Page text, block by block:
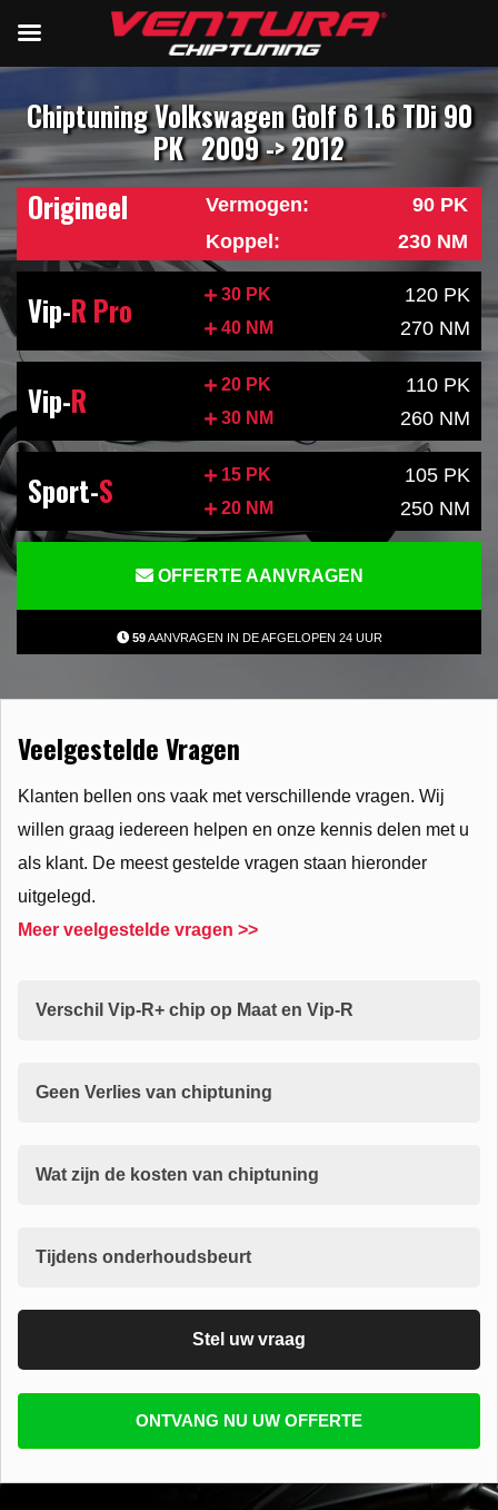
Chiptuning Volkswagen Golf 6 1.6 TDi 90
PK 2009 -> 2012
Origineel
Vermogen:
90 PK
Koppel:
230 NM
Vip-R Pro 30 PK 120 PK
40 NM 270 NM
Vip-R 20 PK 110 PK
30 NM 260 NM
Sport-S 15 PK 105 PK
20 NM 250 NM
OFFERTE AANVRAGEN
59AANVRAGEN IN DE AFGELOPEN 24 UUR
Veelgestelde Vragen
Klanten bellen ons vaak met verschillende vragen. Wij
willen graag iedereen helpen en onze kennis delen met u
als klant. De meest gestelde vragen staan hieronder
uitgelegd.
Meer veelgestelde vragen >>
Verschil Vip-R+ chip op Maat en Vip-R
Geen Verlies van chiptuning
Wat zijn de kosten van chiptuning
Tijdens onderhoudsbeurt
Stel uw vraag
ONTVANG NU UW OFFERTE